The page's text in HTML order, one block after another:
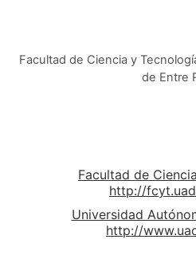
Facultad de Ciencia y
de Entre
Facultad de
http://
Universidad
http://